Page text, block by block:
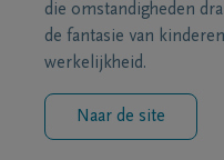
die omstandigheden
de fantasie van
werkelijkheid.
Naar de site